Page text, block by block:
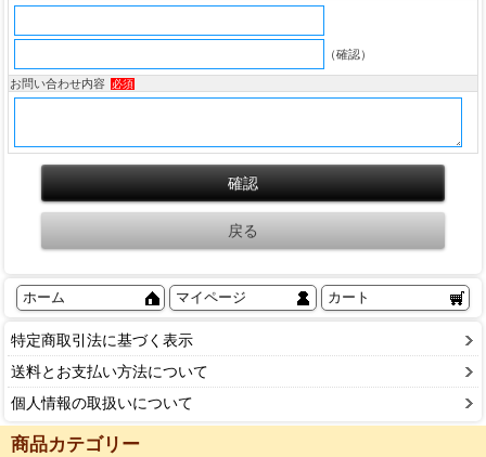
（確認）
お問い合わせ内容 必須
ホーム マイページ カート
特定商取引法に基づく表示
送料とお支払い方法について
個人情報の取扱いについて
商品カテゴリー